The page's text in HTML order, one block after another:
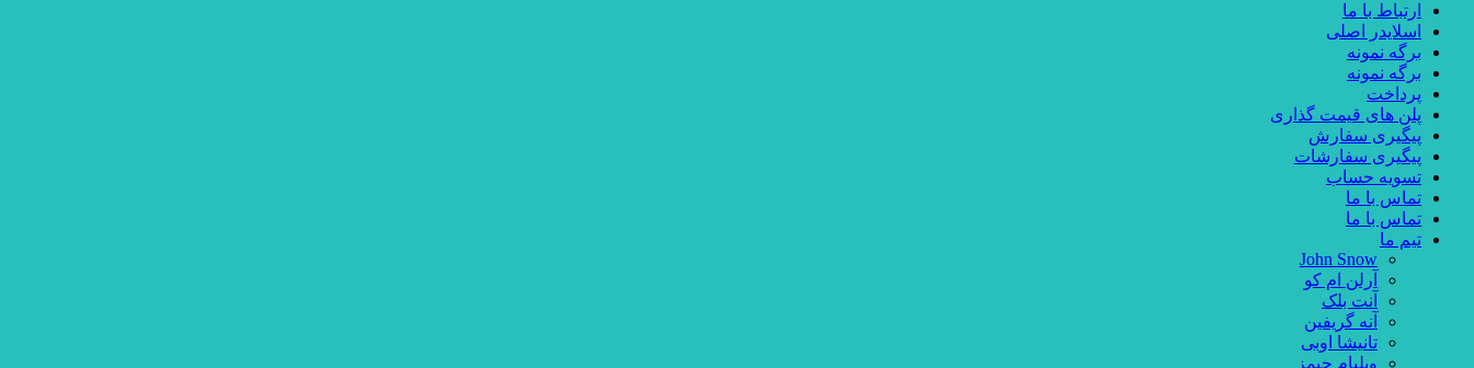
ارتباط با ما
اسلایدر اصلی
برگه نمونه
برگه نمونه
پرداخت
پلن های قیمت گذاری
پیگیری سفارش
پیگیری سفارشات
تسویه حساب
تماس با ما
تماس با ما
تیم ما
John Snow
آرلن ام کو
آنت بلک
آنه گریفین
تانیشا اوبی
ویلیام جیمز